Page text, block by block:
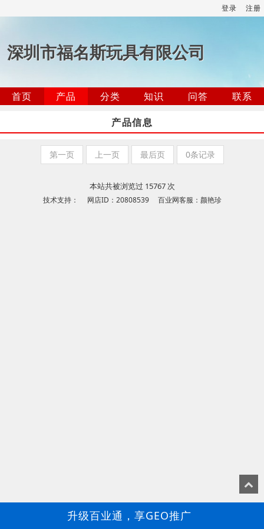
登录 注册
深圳市福名斯玩具有限公司
首页 产品 分类 知识 问答
联系
产品信息
第一页 上一页 最后页 0条记录
本站共被浏览过 15767 次
技术支持： 网店ID：20808539 百业网客服：颜艳珍
升级百业通，享GEO推广